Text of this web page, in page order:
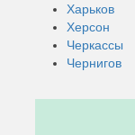
Харьков
Херсон
Черкассы
Чернигов